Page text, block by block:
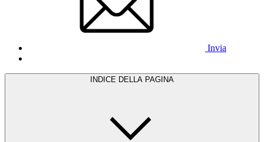
Invia
INDICE DELLA PAGINA